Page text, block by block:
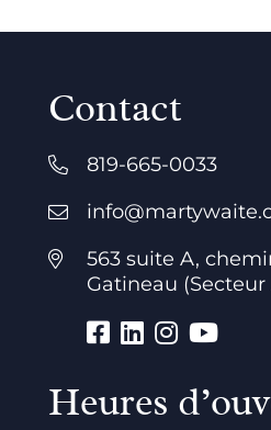
Contact
819-665-0033
563 suite A,
Gatineau
Heures